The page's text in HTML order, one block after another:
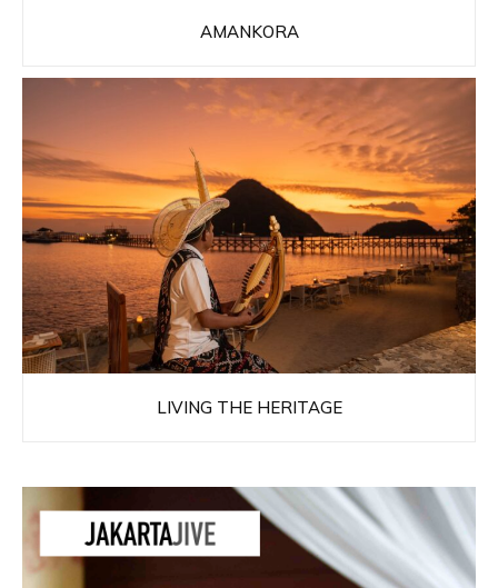
AMANKORA
LIVING THE HERITAGE